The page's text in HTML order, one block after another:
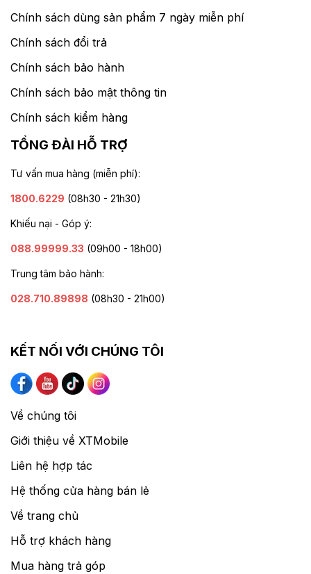
Chính sách dùng sản phẩm 7 ngày miễn phí
Chính sách đổi trả
Chính sách bảo hành
Chính sách bảo mật thông tin
Chính sách kiểm hàng
TỔNG ĐÀI HỖ TRỢ
Tư vấn mua hàng (miễn phí):
1800.6229 (08h30 - 21h30)
Khiếu nại - Góp ý:
088.99999.33 (09h00 - 18h00)
Trung tâm bảo hành:
028.710.89898 (08h30 - 21h00)
KẾT NỐI VỚI CHÚNG TÔI
Về chúng tôi
Giới thiệu về XTMobile
Liên hệ hợp tác
Hệ thống cửa hàng bán lẻ
Về trang chủ
Hỗ trợ khách hàng
Mua hàng trả góp